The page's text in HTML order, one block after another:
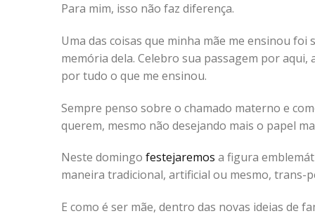
Para mim, isso não faz diferença.
Uma das coisas que minha mãe me ensinou
memória dela. Celebro sua passagem por
por tudo o que me ensinou.
Sempre penso sobre o chamado materno e
querem, mesmo não desejando mais o papel
Neste domingo festejaremos a figura
maneira tradicional, artificial ou mesmo, trans-
E como é ser mãe, dentro das novas ideias de